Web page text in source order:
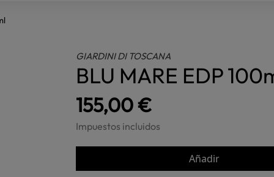
GIARDINI DI TOSCANA
BLU MARE EDP
155,00 €
Impuestos incluidos
Añadir